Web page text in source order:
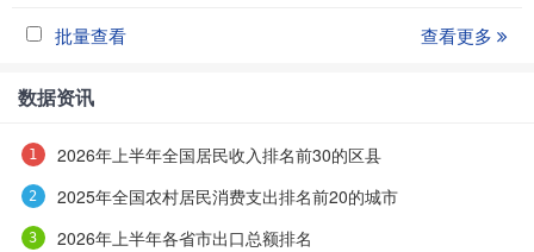
批量查看 查看更多
数据资讯
2026年上半年全国居民收入排名前30的区县
2025年全国农村居民消费支出排名前20的城市
2026年上半年各省市出口总额排名